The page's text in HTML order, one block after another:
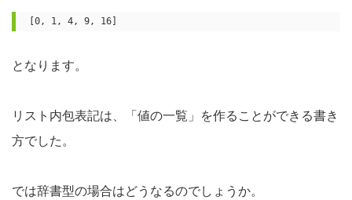
[0, 1, 4, 9, 16]
となります。
リスト内包表記は、「値の一覧」を作ることができる書き
方でした。
では辞書型の場合はどうなるのでしょうか。